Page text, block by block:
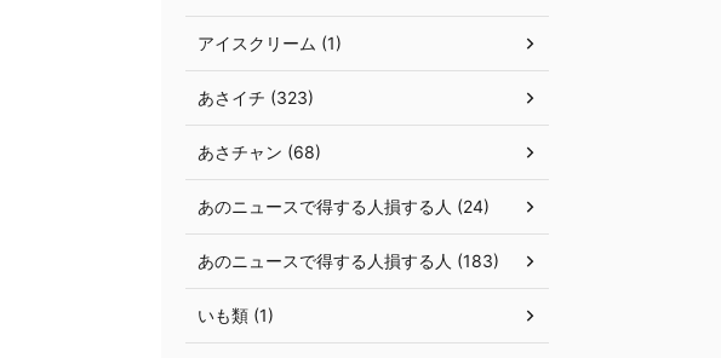
アイスクリーム (1)
あさイチ (323)
あさチャン (68)
あのニュースで得する人損する人 (24)
あのニュースで得する人損する人 (183)
いも類 (1)